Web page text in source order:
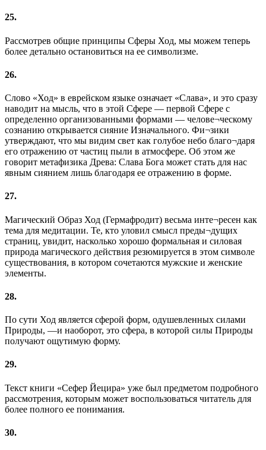
25.
Рассмотрев общие принципы Сферы Ход, мы можем теперь
более детально остановиться на ее символизме.
26.
Слово «Ход» в еврейском языке означает «Слава», и это сразу
наводит на мысль, что в этой Сфере — первой Сфере с
определенно организованными формами — челове¬ческому
сознанию открывается сияние Изначального. Фи¬зики
утверждают, что мы видим свет как голубое небо благо¬даря
его отражению от частиц пыли в атмосфере. Об этом же
говорит метафизика Древа: Слава Бога может стать для нас
явным сиянием лишь благодаря ее отражению в форме.
27.
Магический Образ Ход (Гермафродит) весьма инте¬ресен как
тема для медитации. Те, кто уловил смысл преды¬дущих
страниц, увидит, насколько хорошо формальная и силовая
природа магического действия резюмируется в этом символе
существования, в котором сочетаются мужские и женские
элементы.
28.
По сути Ход является сферой форм, одушевленных силами
Природы, —и наоборот, это сфера, в которой силы Природы
получают ощутимую форму.
29.
Текст книги «Сефер Йецира» уже был предметом подробного
рассмотрения, которым может воспользоваться читатель для
более полного ее понимания.
30.